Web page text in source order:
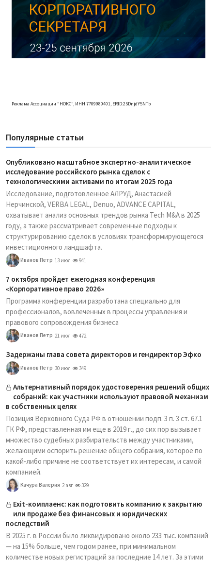
Реклама Ассоциации "НОКС", ИНН 7709980401, ERID:2SDnjdY5NTb
Популярные статьи
Опубликовано масштабное экспертно-аналитическое
исследование российского рынка сделок с
технологическими активами по итогам 2025 года
Исследование, подготовленное АЛРУД, Анастасией
Нерчинской, VERBA LEGAL, Denuo, ADVANCE CAPITAL,
охватывает анализ основных трендов рынка Tech M&A в 2025
году, а также рассматривает современные подходы к
структурированию сделок в условиях трансформирующегося
инвестиционного ландшафта.
Иванов Петр 13 июл 941
7 октября пройдет ежегодная конференция
«Корпоративное право 2026»
Программа конференции разработана специально для
профессионалов, вовлеченных в процессы управления и
правового сопровождения бизнеса
Иванов Петр 21 июл 472
Задержаны глава совета директоров и гендиректор Эфко
Иванов Петр 30 июл 349
Альтернативный порядок удостоверения решений общих
собраний: как участники используют правовой механизм
в собственных целях
Позиция Верховного Суда РФ в отношении подп. 3 п. 3 ст. 67.1
ГК РФ, представленная им еще в 2019 г., до сих пор вызывает
множество судебных разбирательств между участниками,
желающими оспорить решение общего собрания, которое по
какой-либо причине не соответствует их интересам, и самой
компанией.
Качура Валерия 2 авг 329
Exit-комплаенс: как подготовить компанию к закрытию
или продаже без финансовых и юридических
последствий
В 2025 г. в России было ликвидировано около 233 тыс. компаний
— на 15% больше, чем годом ранее, при минимальном
количестве новых регистраций за последние 14 лет. За этими